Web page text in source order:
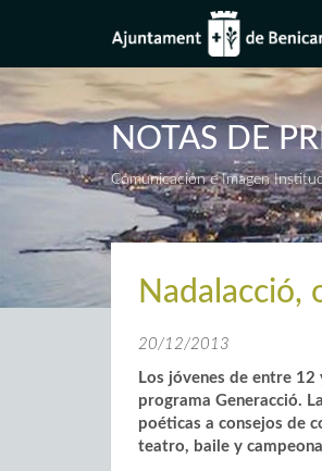
NOTAS DE
Comunicación e Imagen
20/12/2013
Los jóvenes de entre
programa Generacció.
poéticas a consejos de
teatro, baile y